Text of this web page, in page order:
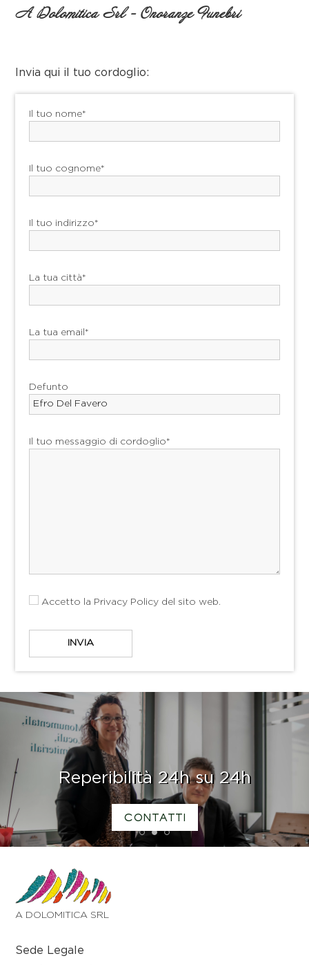
A Dolomitica Srl - Onoranze Funebri
Invia qui il tuo cordoglio:
Il tuo nome*
Il tuo cognome*
Il tuo indirizzo*
La tua città*
La tua email*
Defunto
Il tuo messaggio di cordoglio*
Accetto la Privacy Policy del sito web.
1 2 3
Reperibilità 24h su 24h
CONTATTI
A DOLOMITICA SRL
Sede Legale